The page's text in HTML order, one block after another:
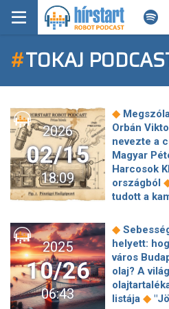
KEZDŐLAP
FRISS HÍREK
TECH HÍREK
FILM-ZENE-SZÓRAKOZÁS
PLAYLIST
MI AZ A ROBOT PODCAST?
#TOKAJ
2026
02/15
18:09
◆
Orbán
nevezte a
Magyar
Harcosok
országból
tudott a
ellen ◆
milliárdos
Magyar
nem lehet
2025
10/26
06:43
◆
helyett:
város
olaj? A
listája ◆